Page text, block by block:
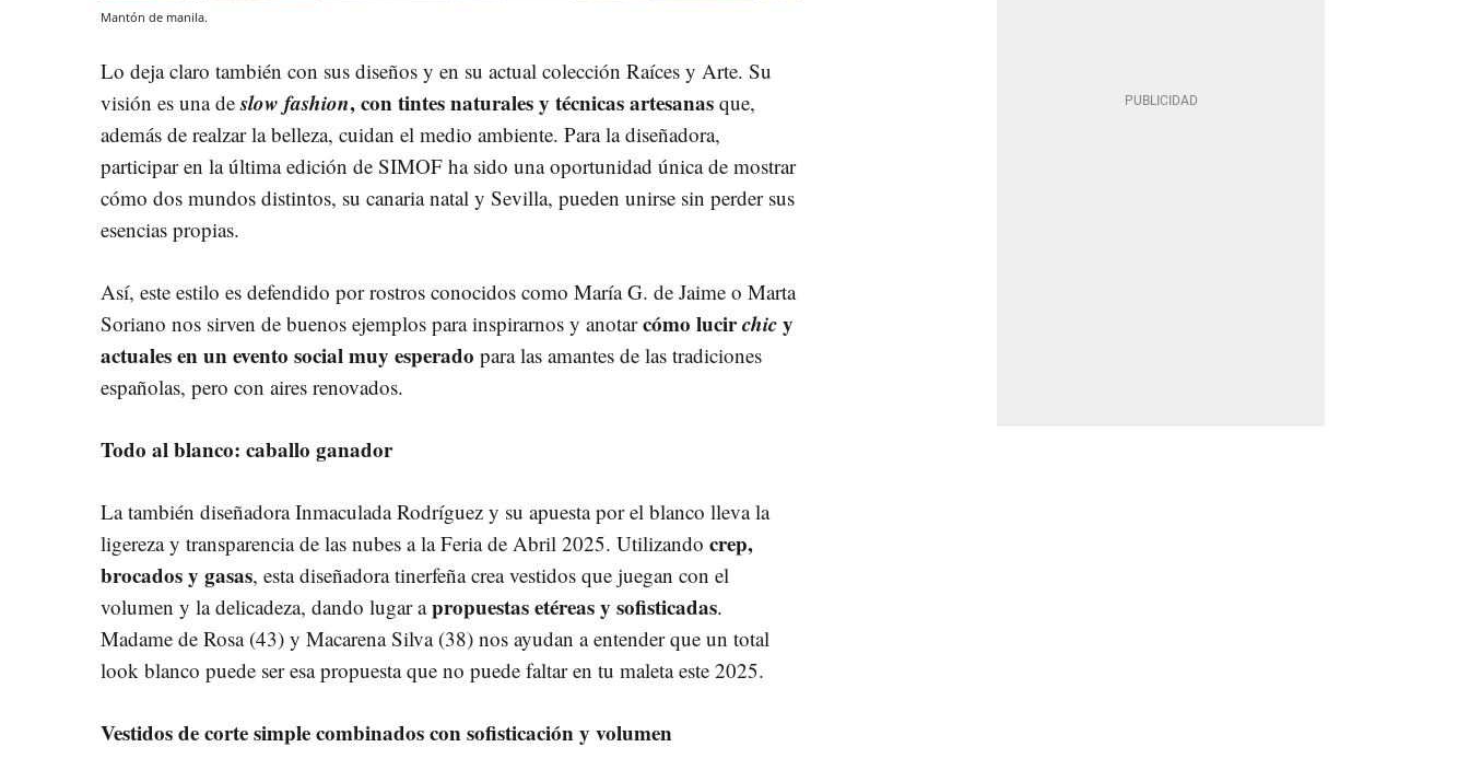
Mantón de manila.
Lo deja claro también con sus diseños y en su actual colección Raíces y Arte. Su
visión es una deslow fashion, con tintes naturales y técnicas artesanas que,
además de realzar la belleza, cuidan el medio ambiente. Para la diseñadora,
participar en la última edición de SIMOF ha sido una oportunidad única de mostrar
cómo dos mundos distintos, su canaria natal y Sevilla, pueden unirse sin perder sus
esencias propias.
Así, este estilo es defendido por rostros conocidos como María G. de Jaime o Marta
Soriano nos sirven de buenos ejemplos para inspirarnos y anotarcómo lucirchicy
actuales en un evento social muy esperado para las amantes de las tradiciones
españolas, pero con aires renovados.
Todo al blanco: caballo ganador
La también diseñadora Inmaculada Rodríguez y su apuesta por el blanco lleva la
ligereza y transparencia de las nubes a la Feria de Abril 2025. Utilizando crep,
brocados y gasas, esta diseñadora tinerfeña crea vestidos que juegan con el
volumen y la delicadeza, dando lugar apropuestas etéreas y sofisticadas.
Madame de Rosa (43) y Macarena Silva (38) nos ayudan a entender que un total
look blanco puede ser esa propuesta que no puede faltar en tu maleta este 2025.
Vestidos de corte simple combinados con sofisticación y volumen